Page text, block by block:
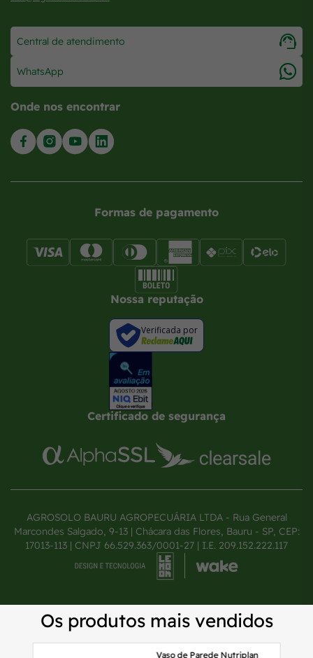
Central de atendimento
WhatsApp
Onde nos encontrar
Formas de pagamento
Nossa reputação
Verificada por
Certificado de segurança
AGROSOLO BAURU AGROPECUÁRIA LTDA - Rua General
Marcondes Salgado, 9-13 | Chácara das Flores, Bauru - SP, CEP:
17013-113 | CNPJ 66.529.363/0001-27 | I.E. 209.152.222.117